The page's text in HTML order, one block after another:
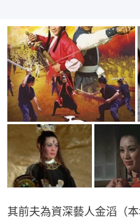
其前夫為資深藝人金滔（